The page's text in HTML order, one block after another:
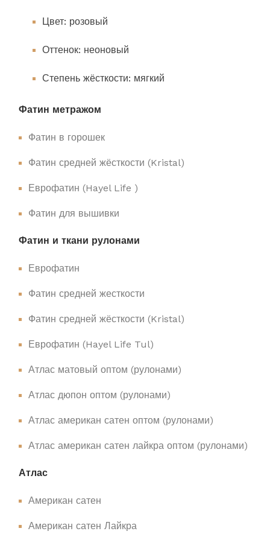
Фатин метражом
Фатин в горошек
Фатин средней жёсткости (Kristal)
Еврофатин (Hayel Life )
Фатин для вышивки
Фатин и ткани рулонами
Еврофатин
Фатин средней жесткости
Фатин средней жёсткости (Kristal)
Еврофатин (Hayel Life Tul)
Атлас матовый оптом (рулонами)
Атлас дюпон оптом (рулонами)
Атлас американ сатен оптом (рулонами)
Атлас американ сатен лайкра оптом (рулонами)
Атлас
Американ сатен
Американ сатен Лайкра
Цвет: розовый
Оттенок: неоновый
Степень жёсткости: мягкий